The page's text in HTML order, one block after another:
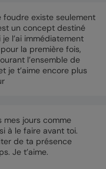
existe seulement
un concept destiné
l’ai immédiatement
la première fois,
l’ensemble de
je t’aime encore plus
mes jours comme
à le faire avant toi.
de ta présence
Je t’aime.